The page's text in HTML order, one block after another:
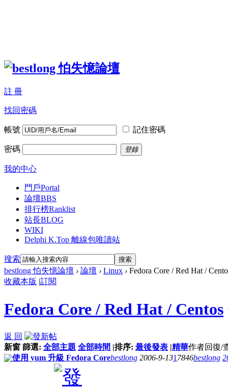
註 冊
找回密碼
帳號 記住密碼
密碼 登錄
我的中心
門戶Portal
論壇BBS
排行榜Ranklist
站長BLOG
WIKI
Delphi K.Top 離線包唯讀站
搜索 搜索
bestlong 怕失憶論壇 › 論壇 › Linux › Fedora Core / Red Hat /
收藏本版 |訂閱
Fedora Core / Red Hat / Centos
返 回
新窗 篩選: 全部主題 全部時間 |排序: 最後發表 |精華作者回復/
使用 yum 升級 Fedora Corebestlong 2006-9-131 7846bestlong